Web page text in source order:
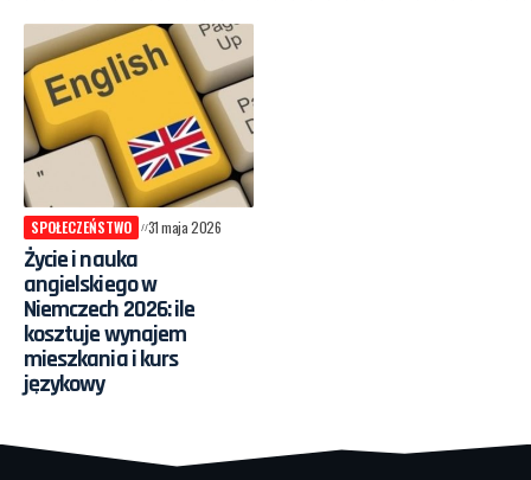
SPOŁECZEŃSTWO 31 maja 2026
Życie i nauka
angielskiego w
Niemczech 2026: ile
kosztuje wynajem
mieszkania i kurs
językowy